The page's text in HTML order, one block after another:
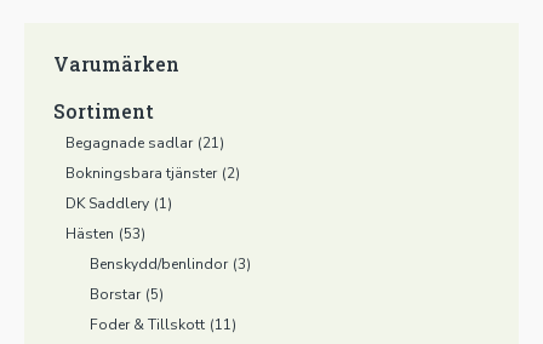
Varumärken
Sortiment
Begagnade sadlar (21)
Bokningsbara tjänster (2)
DK Saddlery (1)
Hästen (53)
Benskydd/benlindor (3)
Borstar (5)
Foder & Tillskott (11)